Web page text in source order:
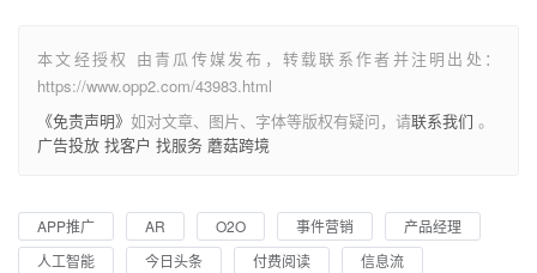
本文经授权 由青瓜传媒发布，转载联系作者并注明出处：
https://www.opp2.com/43983.html
《免责声明》 如对文章、图片、字体等版权有疑问，请联系我们 。
广告投放 找客户 找服务 蘑菇跨境
APP推广 AR O2O 事件营销
产品经理
人工智能
今日头条 付费阅读
信息流